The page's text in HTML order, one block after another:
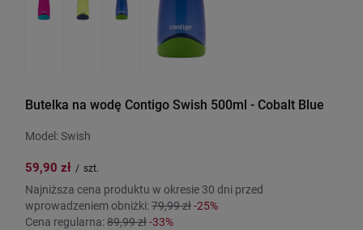
Butelka na wodę Contigo Swish 500ml - Cobalt Blue
Model: Swish
59,90 zł / szt.
Najniższa cena produktu w okresie 30 dni przed
wprowadzeniem obniżki:79,99 zł-25%
Cena regularna:89,99 zł-33%